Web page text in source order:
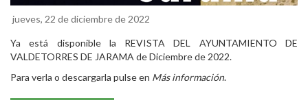
jueves, 22 de diciembre de 2022
Ya está disponible la REVISTA DEL AYUNTAMIENTO DE
VALDETORRES DE JARAMA de Diciembre de 2022.
Para verla o descargarla pulse en Más información.